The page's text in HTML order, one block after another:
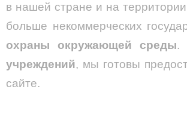
в нашей стране и на территории
больше некоммерческих
охраны окружающей среды.
учреждений, мы готовы
сайте.